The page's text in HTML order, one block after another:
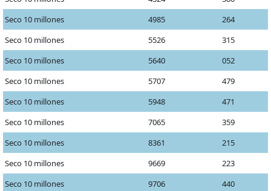
Seco 10 millones
4985
264
Seco 10 millones
5526
315
Seco 10 millones
5640
052
Seco 10 millones
5707
479
Seco 10 millones
5948
471
Seco 10 millones
7065
359
Seco 10 millones
8361
215
Seco 10 millones
9669
223
Seco 10 millones
9706 440